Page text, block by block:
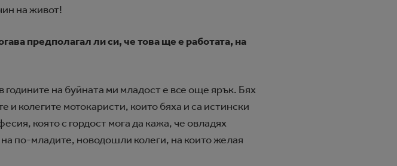
на живот!
предполагал ли си, че това ще е работата, на
на буйната ми младост е все още ярък. Бях
колегите мотокаристи, които бяха и са истински
която с гордост мога да кажа, че овладях
по-младите, новодошли колеги, на които желая